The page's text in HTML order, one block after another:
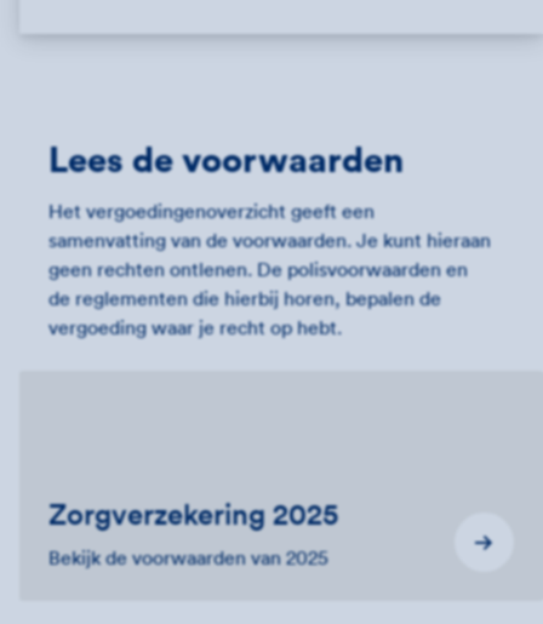
Lees de voorwaarden
Het vergoedingenoverzicht geeft een
samenvatting van de voorwaarden. Je kunt hieraan
geen rechten ontlenen. De polisvoorwaarden en
de reglementen die hierbij horen, bepalen de
vergoeding waar je recht op hebt.
Zorgverzekering 2025
Bekijk de voorwaarden van 2025